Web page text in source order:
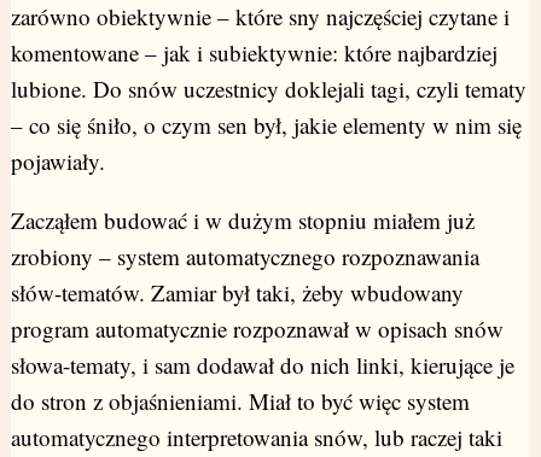
zarówno obiektywnie – które sny najczęściej czytane i
komentowane – jak i subiektywnie: które najbardziej
lubione. Do snów uczestnicy doklejali tagi, czyli tematy
– co się śniło, o czym sen był, jakie elementy w nim się
pojawiały.
Zacząłem budować i w dużym stopniu miałem już
zrobiony – system automatycznego rozpoznawania
słów-tematów. Zamiar był taki, żeby wbudowany
program automatycznie rozpoznawał w opisach snów
słowa-tematy, i sam dodawał do nich linki, kierujące je
do stron z objaśnieniami. Miał to być więc system
automatycznego interpretowania snów, lub raczej taki